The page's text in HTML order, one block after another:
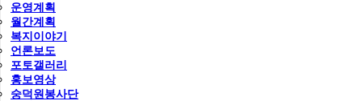
운영계획
월간계획
복지이야기
언론보도
포토갤러리
홍보영상
숭덕원봉사단